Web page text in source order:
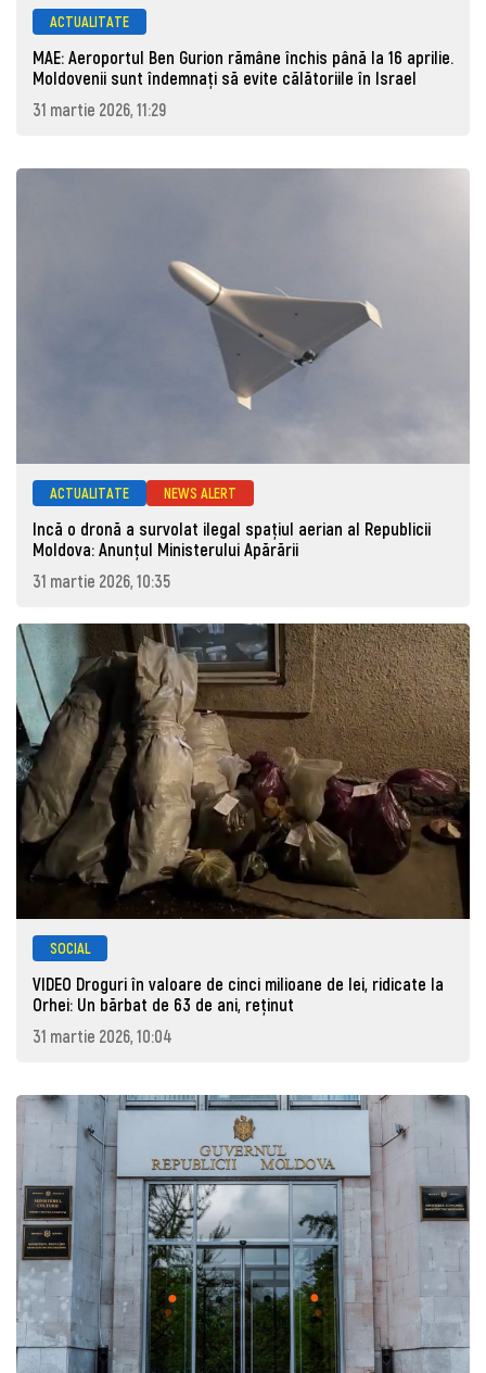
ACTUALITATE
MAE: Aeroportul Ben Gurion rămâne închis până la 16 aprilie.
Moldovenii sunt îndemnați să evite călătoriile în Israel
31 martie 2026, 11:29
ACTUALITATE NEWS ALERT
Incă o dronă a survolat ilegal spațiul aerian al Republicii
Moldova: Anunţul Ministerului Apărării
31 martie 2026, 10:35
SOCIAL
VIDEO Droguri în valoare de cinci milioane de lei, ridicate la
Orhei: Un bărbat de 63 de ani, reţinut
31 martie 2026, 10:04